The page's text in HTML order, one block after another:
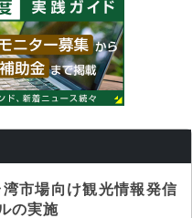
市場向け観光情報発信
の実施